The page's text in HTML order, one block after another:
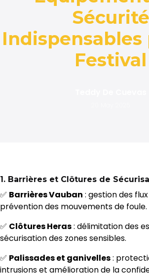
Sécurité
Indispensables
Festival
1. Barrières et Clôtures de
✅ Barrières Vauban : gestion des
prévention des mouvements de foule.
✅ Clôtures Heras: délimitation des
sécurisation des zones sensibles.
✅ Palissades et ganivelles:
intrusions et amélioration de la